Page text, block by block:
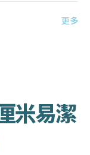
更多
米易潔